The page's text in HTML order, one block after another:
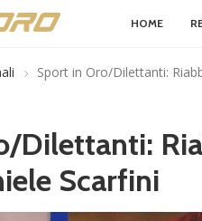
HOME
Sport in Oro/Dilettanti:
Dilettanti:
Scarfini